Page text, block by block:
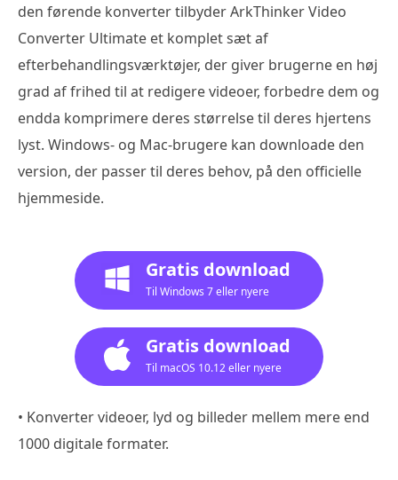
den førende konverter tilbyder ArkThinker Video
Converter Ultimate et komplet sæt af
efterbehandlingsværktøjer, der giver brugerne en høj
grad af frihed til at redigere videoer, forbedre dem og
endda komprimere deres størrelse til deres hjertens
lyst. Windows- og Mac-brugere kan downloade den
version, der passer til deres behov, på den officielle
hjemmeside.
Gratis download
Til Windows 7 eller nyere
Gratis download
Til macOS 10.12 eller nyere
• Konverter videoer, lyd og billeder mellem mere end
1000 digitale formater.